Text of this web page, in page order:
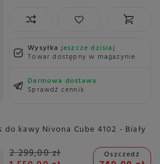
Wysyłkajeszcze dzisiaj
Towar dostępny w magazynie
Darmowa dostawa
Sprawdź cennik
do kawy Nivona Cube 4102 - Biały
2 299,00 zł Oszczedź